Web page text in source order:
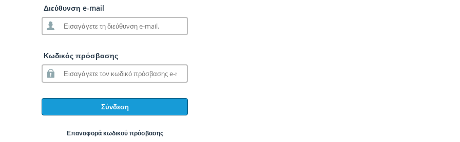
Διεύθυνση e-mail
Κωδικός πρόσβασης
Σύνδεση
Επαναφορά κωδικού πρόσβασης